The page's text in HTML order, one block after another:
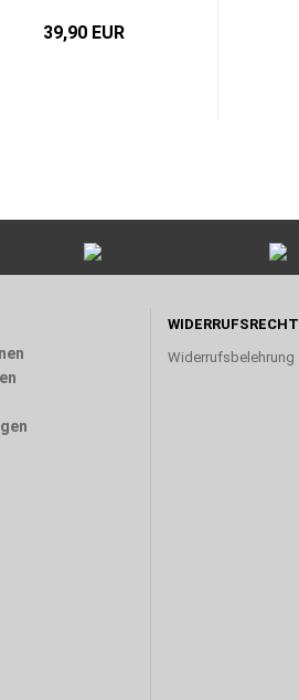
39,90 EUR
WIDERRUFSRECHT
Widerrufsbelehrung